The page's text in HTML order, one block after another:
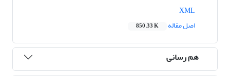
اصل مقاله
850.33 K
هم رسانی